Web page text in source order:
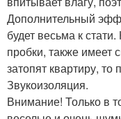
Дополнительный
будет весьма к
пробки, также имеет
затопят квартиру, то
Звукоизоляция.
Внимание! Только в